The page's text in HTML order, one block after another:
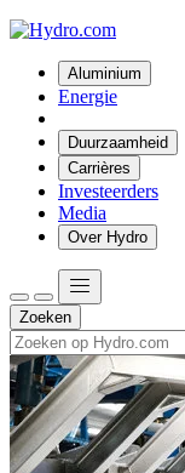
Aluminium
Energie
Duurzaamheid
Carrières
Investeerders
Media
Over Hydro
Zoeken